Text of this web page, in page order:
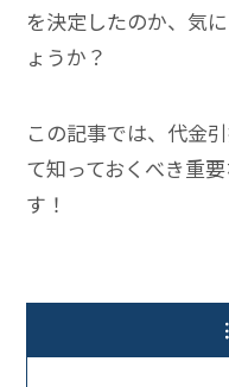
を決定したのか、気
ょうか？
この記事では、代金
て知っておくべき重
す！